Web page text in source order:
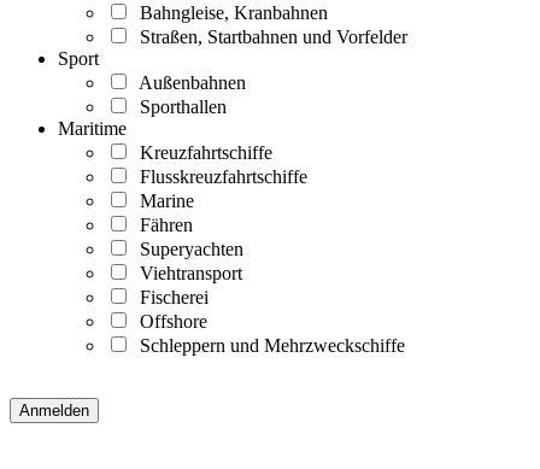
Bahngleise, Kranbahnen
Straßen, Startbahnen und Vorfelder
Sport
Außenbahnen
Sporthallen
Maritime
Kreuzfahrtschiffe
Flusskreuzfahrtschiffe
Marine
Fähren
Superyachten
Viehtransport
Fischerei
Offshore
Schleppern und Mehrzweckschiffe